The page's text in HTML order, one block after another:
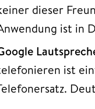
dieser
ist in
ist